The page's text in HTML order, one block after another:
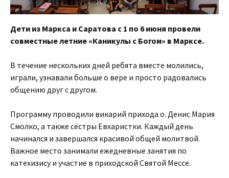
Дети из Маркса и Саратова с 1 по 6 июня провели
совместные летние «Каникулы с Богом» в Марксе.
В течение нескольких дней ребята вместе молились,
играли, узнавали больше о вере и просто радовались
общению друг с другом.
Программу проводили викарий прихода о. Денис Мария
Смолко, а также сёстры Евхаристки. Каждый день
начинался и завершался красивой общей молитвой.
Важное место занимали ежедневные занятия по
катехизису и участие в приходской Святой Мессе.